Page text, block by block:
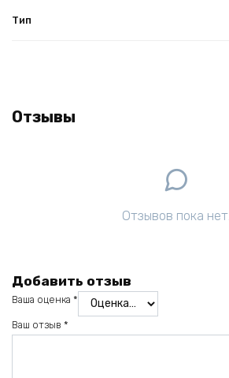
Тип
Отзывы
Отзывов пока нет.
Добавить отзыв
Ваша оценка *
Ваш отзыв *